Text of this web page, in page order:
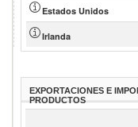
Estados Unidos
Irlanda
EXPORTACIONES E
PRODUCTOS